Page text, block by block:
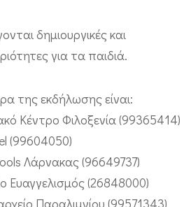
δημιουργικές και
για τα παιδιά.
της εκδήλωσης είναι:
Κέντρο Φιλοξενία (99365414)
(99604050)
Λάρνακας (96649737)
Ευαγγελισμός (26848000)